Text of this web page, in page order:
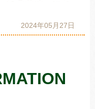
2024年05月27日